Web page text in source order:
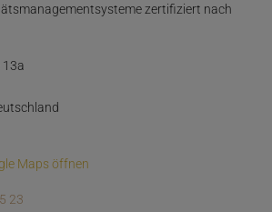
zertifiziert nach
Maps öffnen
23